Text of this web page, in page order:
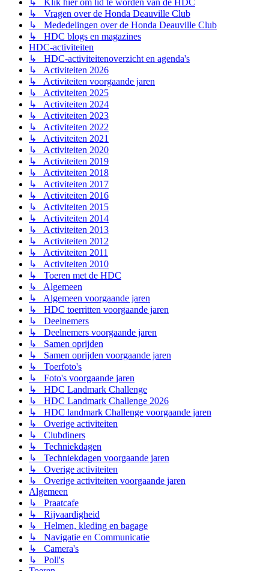
↳ Klik hier om lid te worden van de HDC
↳ Vragen over de Honda Deauville Club
↳ Mededelingen over de Honda Deauville Club
↳ HDC blogs en magazines
HDC-activiteiten
↳ HDC-activiteitenoverzicht en agenda's
↳ Activiteiten 2026
↳ Activiteiten voorgaande jaren
↳ Activiteiten 2025
↳ Activiteiten 2024
↳ Activiteiten 2023
↳ Activiteiten 2022
↳ Activiteiten 2021
↳ Activiteiten 2020
↳ Activiteiten 2019
↳ Activiteiten 2018
↳ Activiteiten 2017
↳ Activiteiten 2016
↳ Activiteiten 2015
↳ Activiteiten 2014
↳ Activiteiten 2013
↳ Activiteiten 2012
↳ Activiteiten 2011
↳ Activiteiten 2010
↳ Toeren met de HDC
↳ Algemeen
↳ Algemeen voorgaande jaren
↳ HDC toerritten voorgaande jaren
↳ Deelnemers
↳ Deelnemers voorgaande jaren
↳ Samen oprijden
↳ Samen oprijden voorgaande jaren
↳ Toerfoto's
↳ Foto's voorgaande jaren
↳ HDC Landmark Challenge
↳ HDC Landmark Challenge 2026
↳ HDC landmark Challenge voorgaande jaren
↳ Overige activiteiten
↳ Clubdiners
↳ Techniekdagen
↳ Techniekdagen voorgaande jaren
↳ Overige activiteiten
↳ Overige activiteiten voorgaande jaren
Algemeen
↳ Praatcafe
↳ Rijvaardigheid
↳ Helmen, kleding en bagage
↳ Navigatie en Communicatie
↳ Camera's
↳ Poll's